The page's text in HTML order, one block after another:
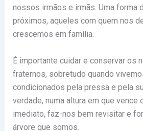
nossos irmãos e irmãs. Uma forma
próximos, aqueles com quem nos
crescemos em família.
É importante cuidar e conservar os
fraternos, sobretudo quando
condicionados pela pressa e pela
verdade, numa altura em que vence
imediato, faz-nos bem revisitar e
árvore que somos.